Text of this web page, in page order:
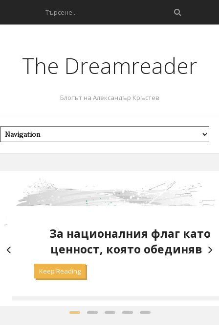
The Dreamreader
Блогът на Александър Кръстев
За националния флаг като
ценност, която обединява
Keep Reading